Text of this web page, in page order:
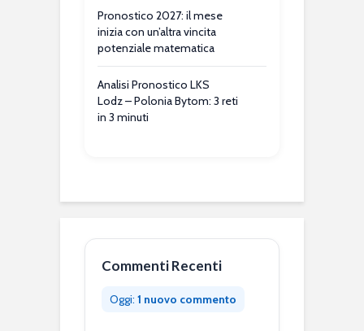
Pronostico 2027: il mese
inizia con un’altra vincita
potenziale matematica
Analisi Pronostico LKS
Lodz – Polonia Bytom: 3 reti
in 3 minuti
Commenti Recenti
Oggi: 1 nuovo commento